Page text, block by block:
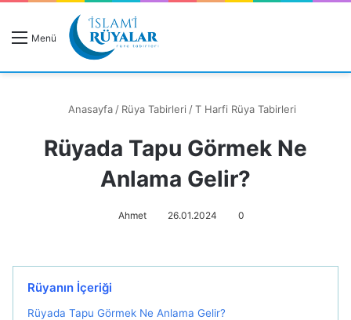
Menü
Anasayfa / Rüya Tabirleri /T Harfi Rüya Tabirleri
Rüyada Tapu Görmek Ne
Anlama Gelir?
Ahmet 26.01.2024 0
Rüyanın İçeriği
Rüyada Tapu Görmek Ne Anlama Gelir?
Rüyanızı Arayın